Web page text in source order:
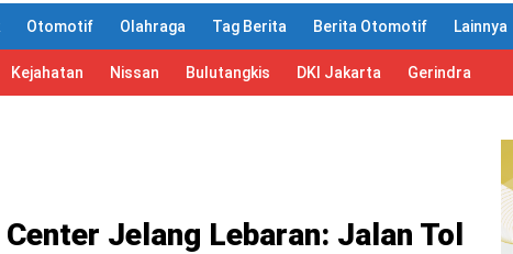
Otomotif Olahraga Tag Berita Berita Otomotif Lainnya
Kejahatan Nissan Bulutangkis DKI Jakarta Gerindra
Jelang Lebaran: Jalan Tol